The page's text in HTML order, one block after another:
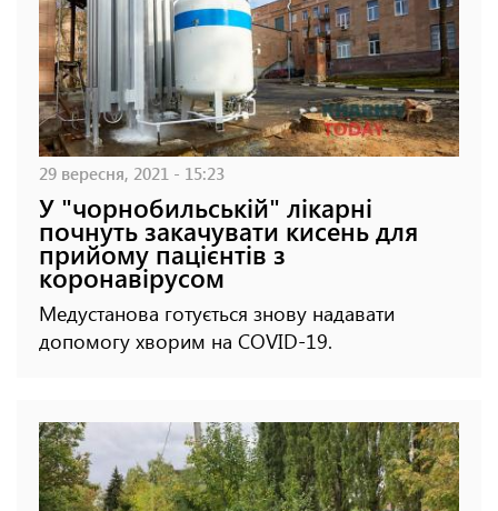
29 вересня, 2021 - 15:23
У "чорнобильській" лікарні
почнуть закачувати кисень для
прийому пацієнтів з
коронавірусом
Медустанова готується знову надавати
допомогу хворим на COVID-19.